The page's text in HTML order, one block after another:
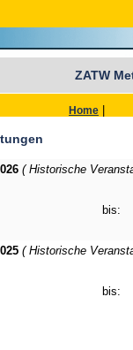
ZATW
Home
( Historische
bis:
( Historische
bis: